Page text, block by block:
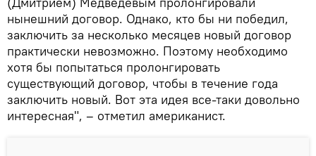
нынешний договор. Однако, кто бы ни победил,
заключить за несколько месяцев новый договор
практически невозможно. Поэтому необходимо
хотя бы попытаться пролонгировать
существующий договор, чтобы в течение года
заключить новый. Вот эта идея все-таки довольно
интересная", – отметил американист.